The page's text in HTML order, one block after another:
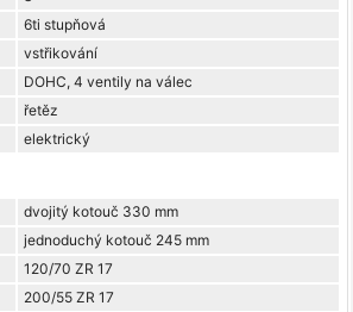
6ti stupňová
vstřikování
DOHC, 4 ventily na válec
řetěz
elektrický
dvojitý kotouč 330 mm
jednoduchý kotouč 245 mm
120/70 ZR 17
200/55 ZR 17